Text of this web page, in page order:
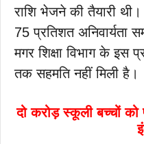
राशि भेजने की तैयारी
75 प्रतिशत अनिवार्यता
मगर शिक्षा विभाग के इस
तक सहमति नहीं मिली है।
दो करोड़ स्कूली बच्चों को